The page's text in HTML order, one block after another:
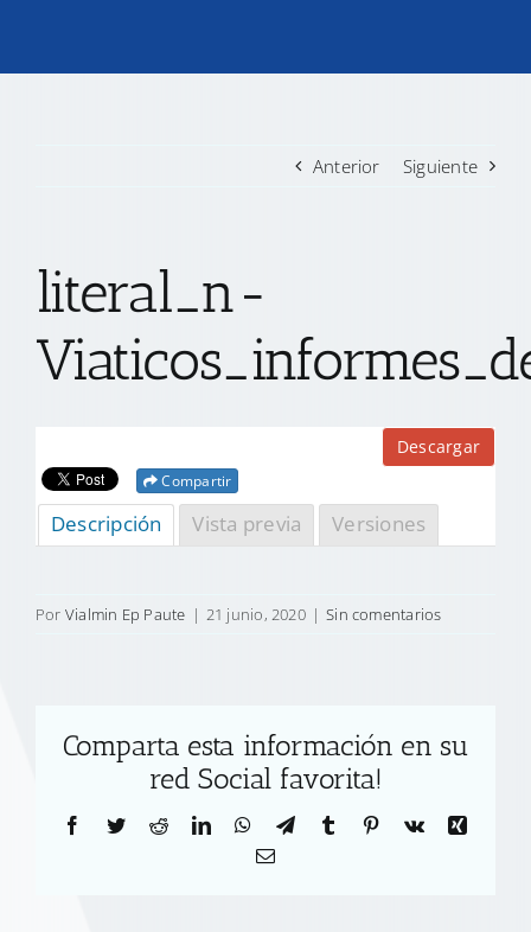
TRANSPARENCIA
CONTACTO
Anterior Siguiente
literal_n-
Descargar
Compartir
Descripción Vista previa Versiones
Por Vialmin Ep Paute | 21 junio, 2020 | Sin comentarios
Comparta esta información en su
red Social favorita!
Facebook
TwitterRedditLinkedInWhatsApp
TelegramTumblr Pinterest
Vk
Xing
Correo